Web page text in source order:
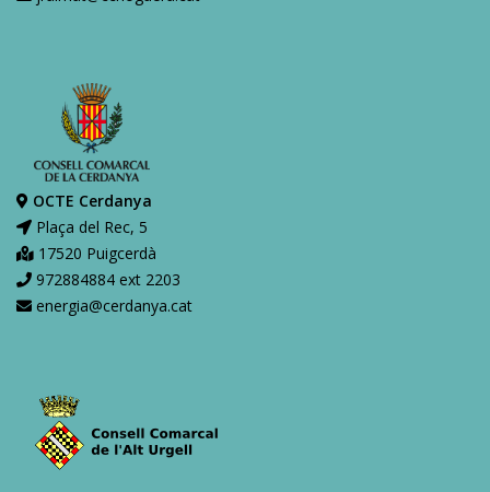
OCTE Cerdanya
Plaça del Rec, 5
17520 Puigcerdà
972884884 ext 2203
energia@cerdanya.cat